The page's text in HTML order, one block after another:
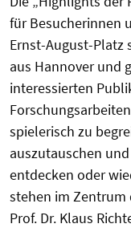
für Besucherinnen
Ernst-August-Platz
aus Hannover und
interessierten
spielerisch zu
auszutauschen
entdecken oder
stehen im Zentrum
Prof. Dr. Klaus